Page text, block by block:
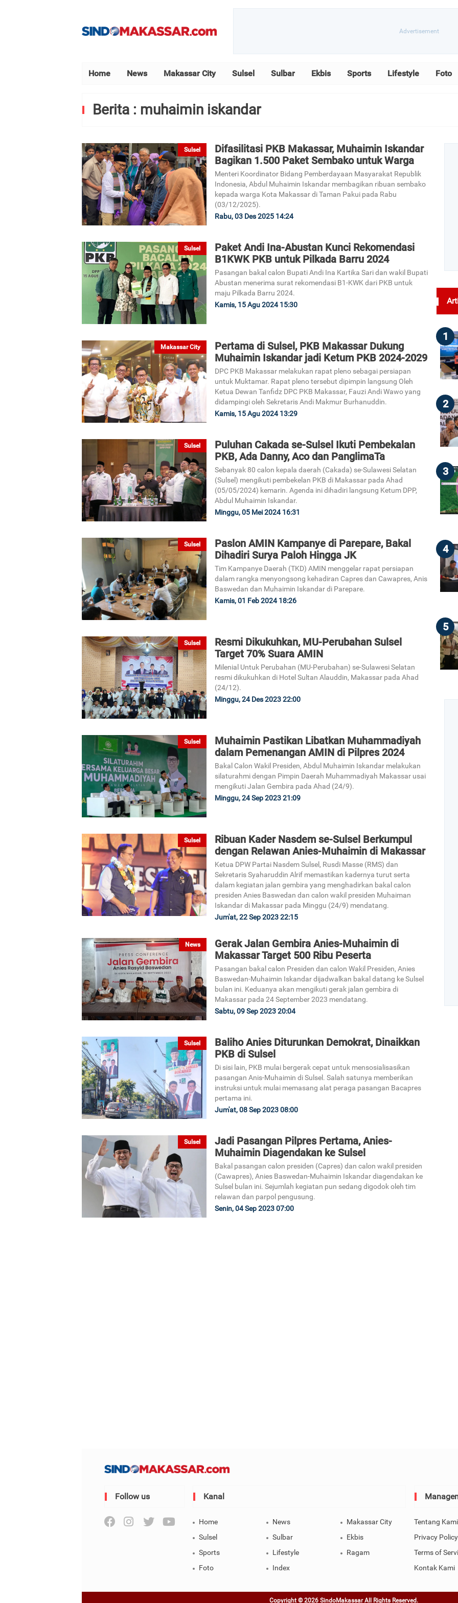
Home News Makassar City Sulsel Sulbar Ekbis Sports Lifestyle Foto
Berita : muhaimin iskandar
Sulsel
Difasilitasi PKB Makassar, Muhaimin Iskandar
Bagikan 1.500 Paket Sembako untuk Warga
Menteri Koordinator Bidang Pemberdayaan Masyarakat Republik
Indonesia, Abdul Muhaimin Iskandar membagikan ribuan sembako
kepada warga Kota Makassar di Taman Pakui pada Rabu
(03/12/2025).
Rabu, 03 Des 2025 14:24
Sulsel
Paket Andi Ina-Abustan Kunci Rekomendasi
B1KWK PKB untuk Pilkada Barru 2024
Pasangan bakal calon Bupati Andi Ina Kartika Sari dan wakil Bupati
Abustan menerima surat rekomendasi B1-KWK dari PKB untuk
maju Pilkada Barru 2024.
Kamis, 15 Agu 2024 15:30
Makassar City
Pertama di Sulsel, PKB Makassar Dukung
Muhaimin Iskandar jadi Ketum PKB 2024-2029
DPC PKB Makassar melakukan rapat pleno sebagai persiapan
untuk Muktamar. Rapat pleno tersebut dipimpin langsung Oleh
Ketua Dewan Tanfidz DPC PKB Makassar, Fauzi Andi Wawo yang
didampingi oleh Sekretaris Andi Makmur Burhanuddin.
Kamis, 15 Agu 2024 13:29
Sulsel
Puluhan Cakada se-Sulsel Ikuti Pembekalan
PKB, Ada Danny, Aco dan PanglimaTa
Sebanyak 80 calon kepala daerah (Cakada) se-Sulawesi Selatan
(Sulsel) mengikuti pembekelan PKB di Makassar pada Ahad
(05/05/2024) kemarin. Agenda ini dihadiri langsung Ketum DPP,
Abdul Muhaimin Iskandar.
Minggu, 05 Mei 2024 16:31
Sulsel
Paslon AMIN Kampanye di Parepare, Bakal
Dihadiri Surya Paloh Hingga JK
Tim Kampanye Daerah (TKD) AMIN menggelar rapat persiapan
dalam rangka menyongsong kehadiran Capres dan Cawapres, Anis
Baswedan dan Muhaimin Iskandar di Parepare.
Kamis, 01 Feb 2024 18:26
Sulsel
Resmi Dikukuhkan, MU-Perubahan Sulsel
Target 70% Suara AMIN
Milenial Untuk Perubahan (MU-Perubahan) se-Sulawesi Selatan
resmi dikukuhkan di Hotel Sultan Alauddin, Makassar pada Ahad
(24/12).
Minggu, 24 Des 2023 22:00
Sulsel
Muhaimin Pastikan Libatkan Muhammadiyah
dalam Pemenangan AMIN di Pilpres 2024
Bakal Calon Wakil Presiden, Abdul Muhaimin Iskandar melakukan
silaturahmi dengan Pimpin Daerah Muhammadiyah Makassar usai
mengikuti Jalan Gembira pada Ahad (24/9).
Minggu, 24 Sep 2023 21:09
Sulsel
Ribuan Kader Nasdem se-Sulsel Berkumpul
dengan Relawan Anies-Muhaimin di Makassar
Ketua DPW Partai Nasdem Sulsel, Rusdi Masse (RMS) dan
Sekretaris Syaharuddin Alrif memastikan kadernya turut serta
dalam kegiatan jalan gembira yang menghadirkan bakal calon
presiden Anies Baswedan dan calon wakil presiden Muhaiman
Iskandar di Makassar pada Minggu (24/9) mendatang.
Jum'at, 22 Sep 2023 22:15
News
Gerak Jalan Gembira Anies-Muhaimin di
Makassar Target 500 Ribu Peserta
Pasangan bakal calon Presiden dan calon Wakil Presiden, Anies
Baswedan-Muhaimin Iskandar dijadwalkan bakal datang ke Sulsel
bulan ini. Keduanya akan mengikuti gerak jalan gembira di
Makassar pada 24 September 2023 mendatang.
Sabtu, 09 Sep 2023 20:04
Sulsel
Baliho Anies Diturunkan Demokrat, Dinaikkan
PKB di Sulsel
Di sisi lain, PKB mulai bergerak cepat untuk mensosialisasikan
pasangan Anis-Muhaimin di Sulsel. Salah satunya memberikan
instruksi untuk mulai memasang alat peraga pasangan Bacapres
pertama ini.
Jum'at, 08 Sep 2023 08:00
Sulsel
Jadi Pasangan Pilpres Pertama, Anies-
Muhaimin Diagendakan ke Sulsel
Bakal pasangan calon presiden (Capres) dan calon wakil presiden
(Cawapres), Anies Baswedan-Muhaimin Iskandar diagendakan ke
Sulsel bulan ini. Sejumlah kegiatan pun sedang digodok oleh tim
relawan dan parpol pengusung.
Senin, 04 Sep 2023 07:00
1
2
3
4
5
Follow us Kanal
Home News
Makassar City
Sulsel
Sulbar
Ekbis
Sports
Lifestyle
Ragam
Foto
Index
Tentang Kami
Privacy Policy
Terms of
Kontak Kami
Copyright © 2026 SindoMakassar All Rights Reserved.